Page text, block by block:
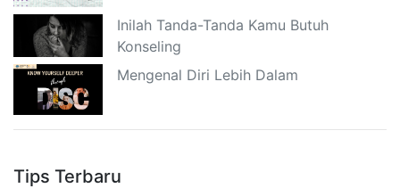
Inilah Tanda-Tanda Kamu Butuh
Konseling
Mengenal Diri Lebih Dalam
Tips Terbaru